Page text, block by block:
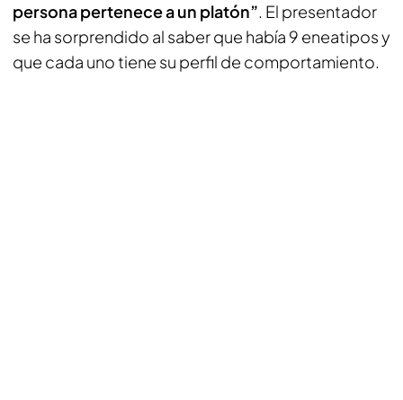
persona pertenece a un platón”. El presentador
se ha sorprendido al saber que había 9 eneatipos y
que cada uno tiene su perfil de comportamiento.